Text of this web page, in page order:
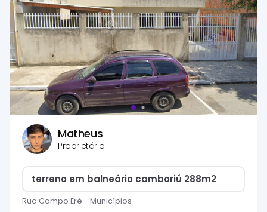
Matheus
Proprietário
terreno em balneário camboriú 288m2
Rua Campo Erê - Municípios